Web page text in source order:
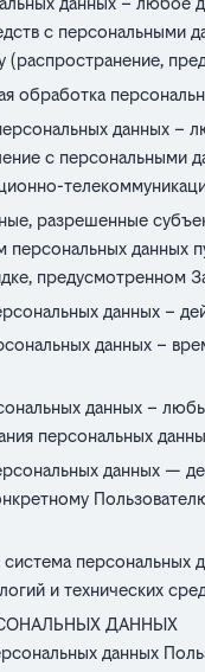
с персональными
(распространение,
обработка
данных –
с персональными
разрешенные
персональных данных
предусмотренном
данных –
данных –
данных –
персональных
данных —
персональных
и технических
ДАННЫХ
данных